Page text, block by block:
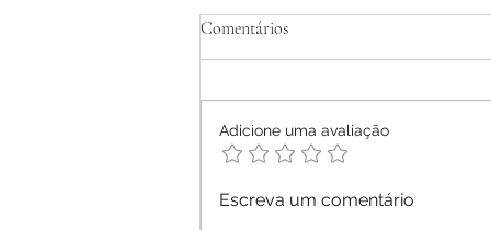
Tratamento Homeopático de
Relato de Caso
Comentários
Adicione uma avaliação
Escreva um comentário